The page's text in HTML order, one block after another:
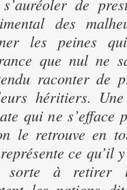
de
des
les peines
que nul ne
raconter de
héritiers.
qui ne s’efface
le retrouve en
ce qu’il
sorte à retirer